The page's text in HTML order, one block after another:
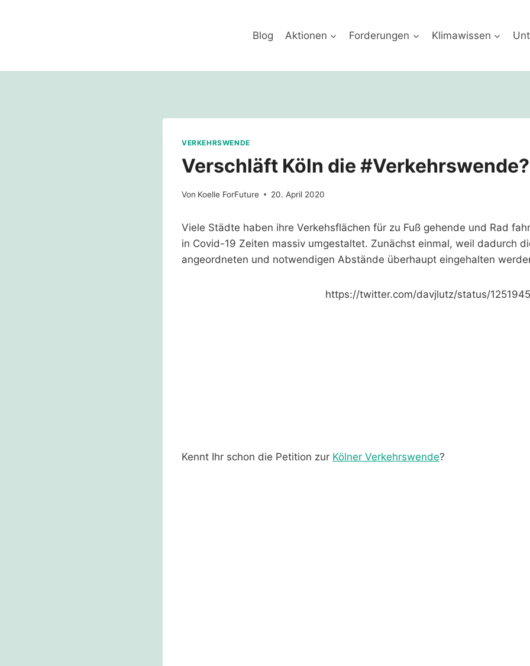
Blog Aktionen Forderungen Klimawissen
VERKEHRSWENDE
Verschläft Köln die #Verkehrswende?
Von Koelle ForFuture 20. April 2020
Viele Städte haben ihre Verkehsflächen für zu Fuß gehende und Rad
in Covid-19 Zeiten massiv umgestaltet. Zunächst einmal, weil dadurch
angeordneten und notwendigen Abstände überhaupt eingehalten
https://twitter.com/davjlutz/status/
Kennt Ihr schon die Petition zur Kölner Verkehrswende?